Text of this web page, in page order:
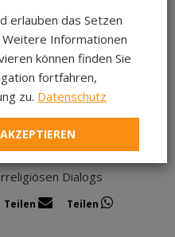
und
Dialogs
Teilen Teilen
erlauben das Setzen
Informationen
können finden Sie
fortfahren,
zu. Datenschutz